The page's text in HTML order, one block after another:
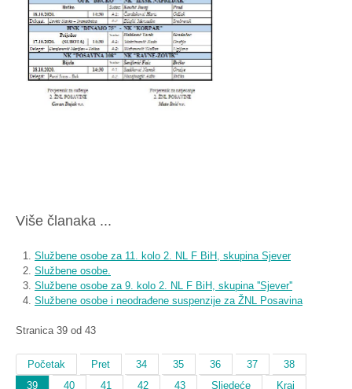
Više članaka ...
Službene osobe za 11. kolo 2. NL F BiH, skupina Sjever
Službene osobe.
Službene osobe za 9. kolo 2. NL F BiH, skupina ''Sjever''
Službene osobe i neodrađene suspenzije za ŽNL Posavina
Stranica 39 od 43
Početak Pret 34 35 36 37
38
39
40 41 42 43 Sljedeće Kraj